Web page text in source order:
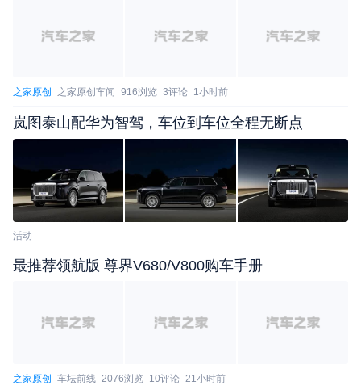
之家原创 之家原创车闻 916浏览 3评论 1小时前
岚图泰山配华为智驾，车位到车位全程无断点
活动
最推荐领航版 尊界V680/V800购车手册
之家原创 车坛前线 2076浏览 10评论 21小时前